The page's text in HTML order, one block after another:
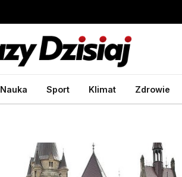
Nauka Sport Klimat Zdrowie